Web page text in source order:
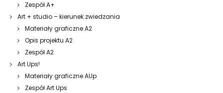
Zespół A+
Art + studio – kierunek zwiedzania
Materiały graficzne A2
Opis projektu A2
Zespół A2
Art Ups!
Materiały graficzne AUp
Zespół Art Ups